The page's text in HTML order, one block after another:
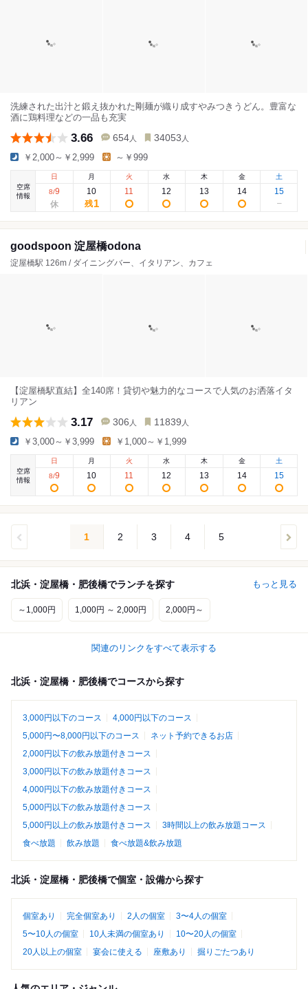
洗練された出汁と鍛え抜かれた剛麺が織り成すやみつきうどん。豊富な
酒に鶏料理などの一品も充実
3.66 654 人 34053 人
￥2,000～￥2,999 ～￥999
空席
情報
日
8/9
月
10
残1
火
11
水
12
木
13
金
14
土
15
goodspoon 淀屋橋odona
淀屋橋駅 126m / ダイニングバー、イタリアン、カフェ
【淀屋橋駅直結】全140席！貸切や魅力的なコースで人気のお洒落イタ
リアン
3.17 306 人 11839 人
￥3,000～￥3,999 ￥1,000～￥1,999
空席
情報
日
8/9
月
10
火
11
水
12
木
13
金
14
土
15
1 2 3 4 5
北浜・淀屋橋・肥後橋でランチを探す もっと見る
～1,000円 1,000円 ～ 2,000円 2,000円～
関連のリンクをすべて表示する
北浜・淀屋橋・肥後橋でコースから探す
3,000円以下のコース
4,000円以下のコース
5,000円〜8,000円以下のコース
ネット予約できるお店
2,000円以下の飲み放題付きコース
3,000円以下の飲み放題付きコース
4,000円以下の飲み放題付きコース
5,000円以下の飲み放題付きコース
5,000円以上の飲み放題付きコース
3時間以上の飲み放題コース
食べ放題
飲み放題 食べ放題&飲み放題
北浜・淀屋橋・肥後橋で個室・設備から探す
個室あり 完全個室あり 2人の個室
3〜4人の個室
5〜10人の個室
10人未満の個室あり
10〜20人の個室
20人以上の個室
宴会に使える 座敷あり 掘りごたつあり